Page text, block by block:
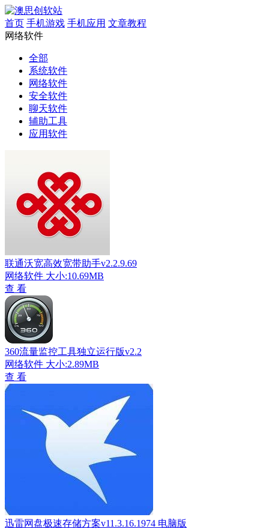
首页 手机游戏 手机应用 文章教程
网络软件
全部
系统软件
网络软件
安全软件
聊天软件
辅助工具
应用软件
联通沃宽高效宽带助手v2.2.9.69
网络软件 大小:10.69MB
查 看
360流量监控工具独立运行版v2.2
网络软件 大小:2.89MB
查 看
迅雷网盘极速存储方案v11.3.16.1974 电脑版